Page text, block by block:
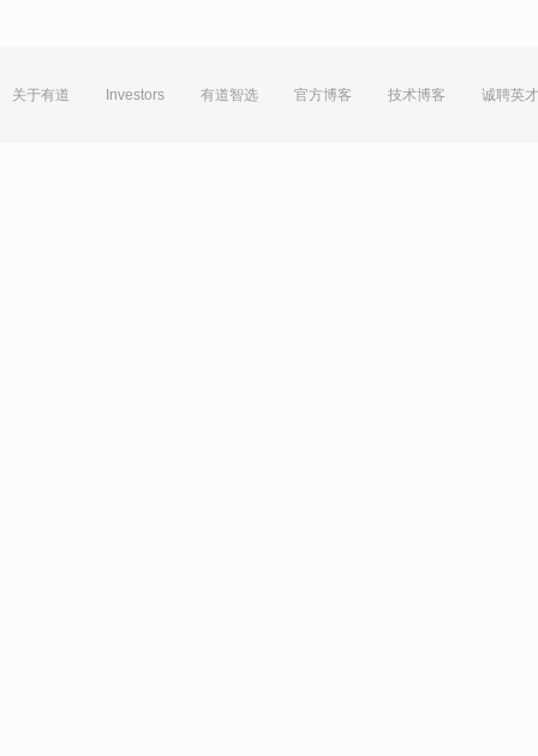
关于有道 Investors 有道智选 官方博客 技术博客 诚聘英才